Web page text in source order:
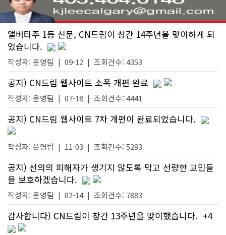
앨버타주 1등 신문, CN드림이 창간 14주년을 맞이하게 되
었습니다.
작성자: 운영팀 | 09-12 | 조회건수: 4353
공지) CN드림 웹사이트 소폭 개편 완료
작성자: 운영팀 | 07-18 | 조회건수: 4441
공지) CN드림 웹사이트 7차 개편이 완료되었습니다.
작성자: 운영팀 | 11-03 | 조회건수: 5293
공지) 선의의 피해자가 생기지 않도록 막고 선량한 교민들
을 보호하겠습니다.
작성자: 운영팀 | 02-14 | 조회건수: 7883
감사합니다) CN드림이 창간 13주년을 맞이했습니다. +4